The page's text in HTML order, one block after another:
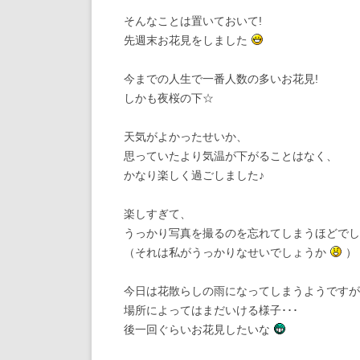
そんなことは置いておいて!
先週末お花見をしました
今までの人生で一番人数の多いお花見!
しかも夜桜の下☆
天気がよかったせいか、
思っていたより気温が下がることはなく、
かなり楽しく過ごしました♪
楽しすぎて、
うっかり写真を撮るのを忘れてしまうほどで
（それは私がうっかりなせいでしょうか
）
今日は花散らしの雨になってしまうようです
場所によってはまだいける様子･･･
後一回ぐらいお花見したいな